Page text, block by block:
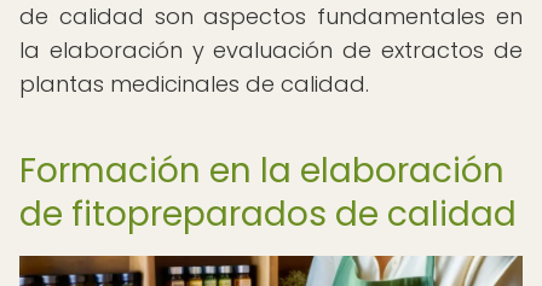
de calidad son aspectos fundamentales en
la elaboración y evaluación de extractos de
plantas medicinales de calidad.
Formación en la elaboración
de fitopreparados de calidad